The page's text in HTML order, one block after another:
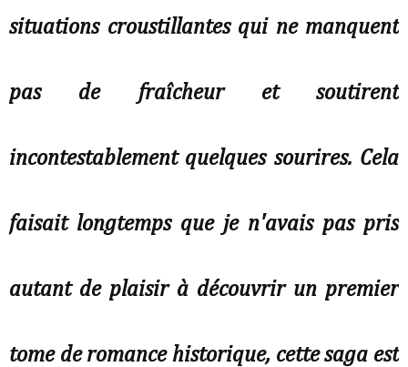
situations croustillantes qui ne manquent
pas de fraîcheur et soutirent
incontestablement quelques sourires. Cela
faisait longtemps que je n'avais pas pris
autant de plaisir à découvrir un premier
tome de romance historique, cette saga est